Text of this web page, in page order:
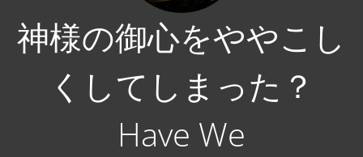
神様の御心をややこし
くしてしまった？
Have We